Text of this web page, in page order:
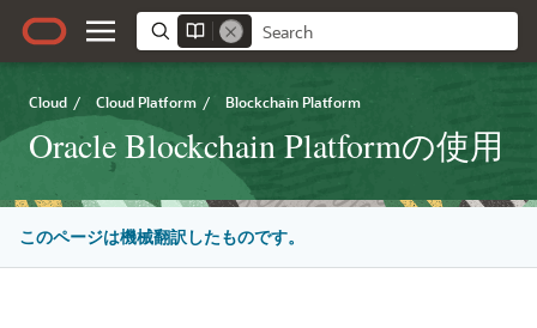
Cloud / Cloud Platform / Blockchain Platform
Oracle Blockchain Platformの使用
このページは機械翻訳したものです。